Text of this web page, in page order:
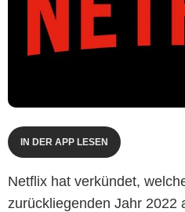
IN DER APP LESEN
Netflix hat verkündet,
zurückliegenden Jahr 2022